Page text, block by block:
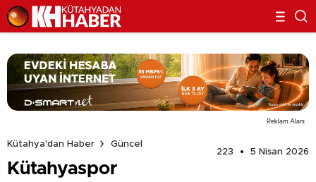
Reklam Alanı
Kütahya'dan Haber
Güncel
223
5 Nisan 2026
Kütahyaspor